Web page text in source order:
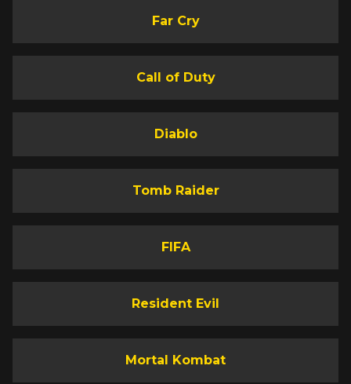
Far Cry
Call of Duty
Diablo
Tomb Raider
FIFA
Resident Evil
Mortal Kombat